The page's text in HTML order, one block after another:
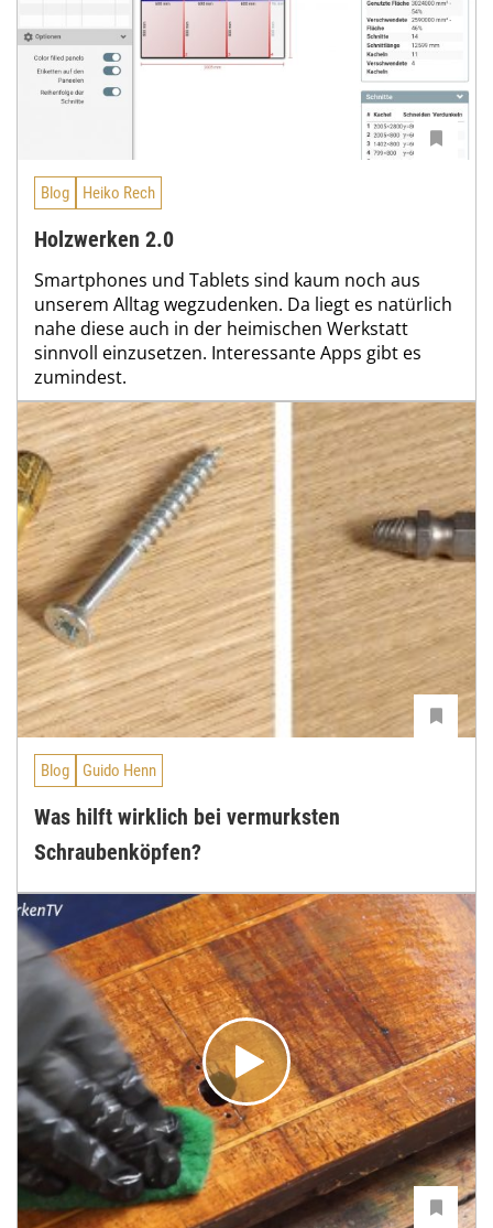
Blog Heiko Rech
Holzwerken 2.0
Smartphones und Tablets sind kaum noch aus
unserem Alltag wegzudenken. Da liegt es natürlich
nahe diese auch in der heimischen Werkstatt
sinnvoll einzusetzen. Interessante Apps gibt es
zumindest.
Blog Guido Henn
Was hilft wirklich bei vermurksten
Schraubenköpfen?